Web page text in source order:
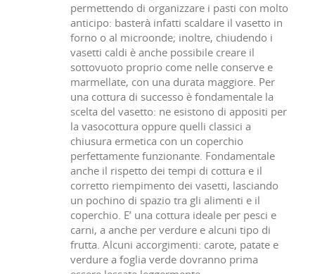
permettendo di organizzare i pasti con molto
anticipo: basterà infatti scaldare il vasetto in
forno o al microonde; inoltre, chiudendo i
vasetti caldi è anche possibile creare il
sottovuoto proprio come nelle conserve e
marmellate, con una durata maggiore. Per
una cottura di successo è fondamentale la
scelta del vasetto: ne esistono di appositi per
la vasocottura oppure quelli classici a
chiusura ermetica con un coperchio
perfettamente funzionante. Fondamentale
anche il rispetto dei tempi di cottura e il
corretto riempimento dei vasetti, lasciando
un pochino di spazio tra gli alimenti e il
coperchio. E’ una cottura ideale per pesci e
carni, a anche per verdure e alcuni tipo di
frutta. Alcuni accorgimenti: carote, patate e
verdure a foglia verde dovranno prima